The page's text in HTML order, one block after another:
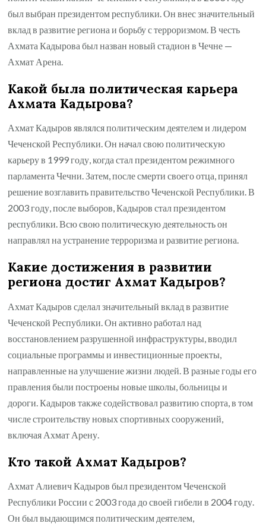
был выбран президентом республики. Он внес значительный
вклад в развитие региона и борьбу с терроризмом. В честь
Ахмата Кадырова был назван новый стадион в Чечне —
Ахмат Арена.
Какой была политическая карьера
Ахмата Кадырова?
Ахмат Кадыров являлся политическим деятелем и лидером
Чеченской Республики. Он начал свою политическую
карьеру в 1999 году, когда стал президентом режимного
парламента Чечни. Затем, после смерти своего отца, принял
решение возглавить правительство Чеченской Республики. В
2003 году, после выборов, Кадыров стал президентом
республики. Всю свою политическую деятельность он
направлял на устранение терроризма и развитие региона.
Какие достижения в развитии
региона достиг Ахмат Кадыров?
Ахмат Кадыров сделал значительный вклад в развитие
Чеченской Республики. Он активно работал над
восстановлением разрушенной инфраструктуры, вводил
социальные программы и инвестиционные проекты,
направленные на улучшение жизни людей. В разные годы его
правления были построены новые школы, больницы и
дороги. Кадыров также содействовал развитию спорта, в том
числе строительству новых спортивных сооружений,
включая Ахмат Арену.
Кто такой Ахмат Кадыров?
Ахмат Алиевич Кадыров был президентом Чеченской
Республики России с 2003 года до своей гибели в 2004 году.
Он был выдающимся политическим деятелем,